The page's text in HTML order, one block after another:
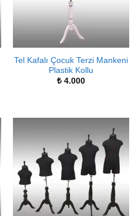
Tel Kafalı Çocuk Terzi Mankeni
Plastik Kollu
₺ 4.000